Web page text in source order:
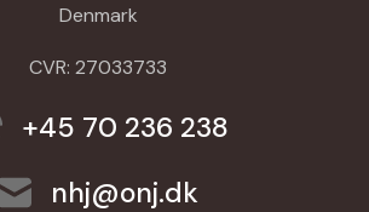
Denmark
CVR: 27033733
+45 70 236 238
nhj@onj.dk